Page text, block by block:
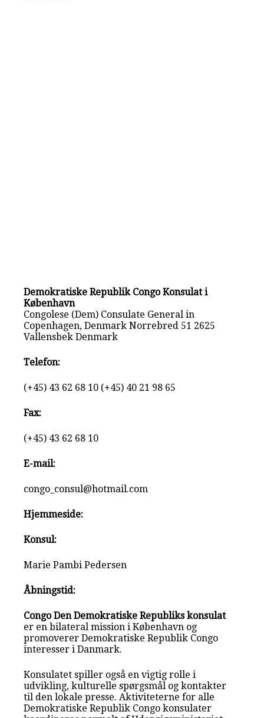
Demokratiske Republik Congo Konsulat i
København
Congolese (Dem) Consulate General in
Copenhagen, Denmark Norrebred 51 2625
Vallensbek Denmark
Telefon:
(+45) 43 62 68 10 (+45) 40 21 98 65
Fax:
(+45) 43 62 68 10
E-mail:
congo_consul@hotmail.com
Hjemmeside:
Konsul:
Marie Pambi Pedersen
Åbningstid:
Congo Den Demokratiske Republiks konsulat
er en bilateral mission i København og
promoverer Demokratiske Republik Congo
interesser i Danmark.
Konsulatet spiller også en vigtig rolle i
udvikling, kulturelle spørgsmål og kontakter
til den lokale presse. Aktiviteterne for alle
Demokratiske Republik Congo konsulater